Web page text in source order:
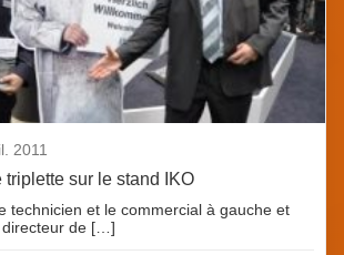
2011
triplette sur le stand IKO
technicien et le commercial à gauche et
directeur de […]